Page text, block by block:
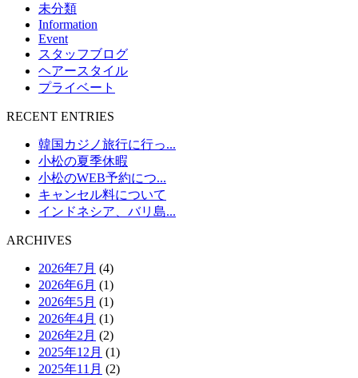
未分類
Information
Event
スタッフブログ
ヘアースタイル
プライベート
RECENT ENTRIES
韓国カジノ旅行に行っ...
小松の夏季休暇
小松のWEB予約につ...
キャンセル料について
インドネシア、バリ島...
ARCHIVES
2026年7月 (4)
2026年6月 (1)
2026年5月 (1)
2026年4月 (1)
2026年2月 (2)
2025年12月 (1)
2025年11月 (2)